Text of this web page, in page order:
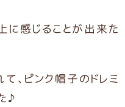
感じることが出来た
、ピンク帽子のドレミ
♪